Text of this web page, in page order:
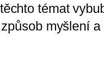
témat
myšlení